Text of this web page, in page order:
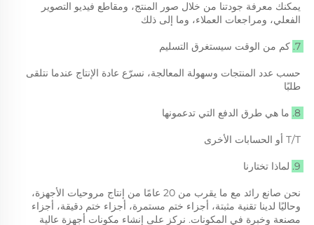
الفعلي، ومراجعات العملاء، وما إلى ذلك
7. كم من الوقت سيستغرق التسليم
طلبًا
8. ما هي طرق الدفع التي تدعمونها
T/T أو الحسابات الأخرى
9. لماذا تختارنا